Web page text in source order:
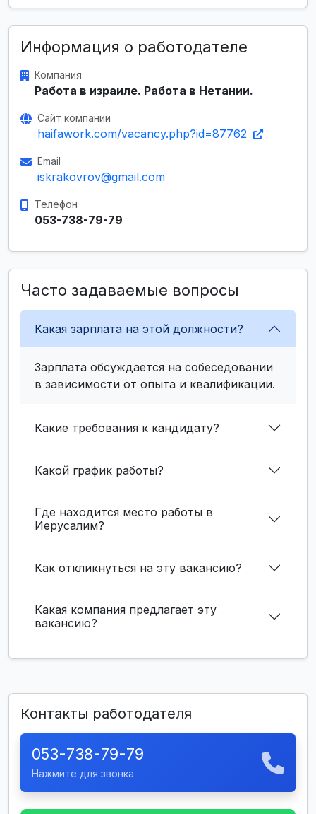
Информация о работодателе
Компания
Работа в израиле. Работа в Нетании.
Сайт компании
haifawork.com/vacancy.php?id=87762
Email
iskrakovrov@gmail.com
Телефон
053-738-79-79
Часто задаваемые вопросы
Какая зарплата на этой должности?
Зарплата обсуждается на собеседовании
в зависимости от опыта и квалификации.
Какие требования к кандидату?
Какой график работы?
Где находится место работы в
Иерусалим?
Как откликнуться на эту вакансию?
Какая компания предлагает эту
вакансию?
Контакты работодателя
053-738-79-79
Нажмите для звонка